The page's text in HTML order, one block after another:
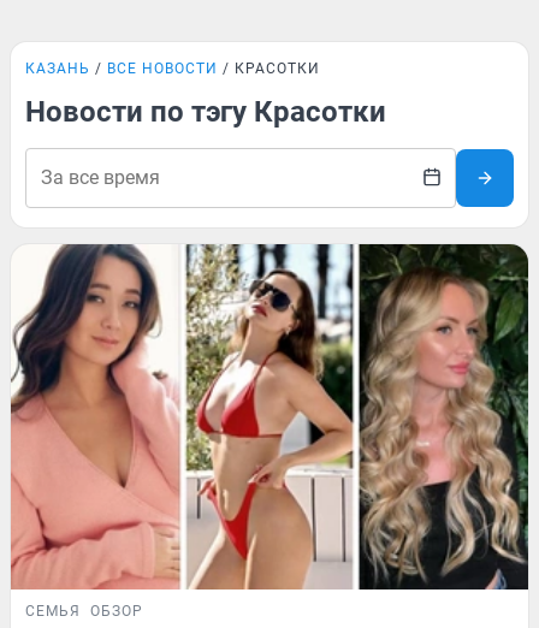
КАЗАНЬ ВСЕ НОВОСТИ КРАСОТКИ
Новости по тэгу Красотки
СЕМЬЯ ОБЗОР